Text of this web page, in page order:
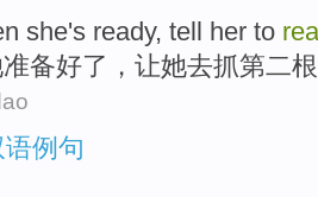
she's ready, tell her to
准备好了， 让她去抓第二
例句